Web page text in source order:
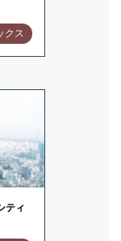
クス
ティ